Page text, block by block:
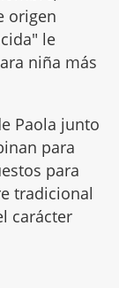
origen
le
niña más
Paola junto
para
para
tradicional
carácter